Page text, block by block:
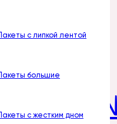
с липкой лентой
большие
с жестким дном
форма